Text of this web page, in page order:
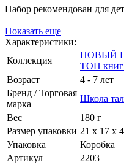
Набор рекомендован для
Показать еще
Характеристики:
Коллекция
НОВЫЙ
ТОП книг
Возраст
4 - 7 лет
Бренд / Торговая
марка
Школа
Вес
180 г
Размер упаковки 21 х 17 х
Упаковка
Коробка
Артикул
2203